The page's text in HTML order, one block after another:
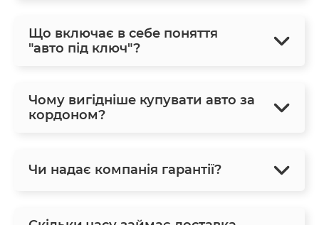
Що включає в себе поняття
"авто під ключ"?
Чому вигідніше купувати авто за
кордоном?
Чи надає компанія гарантії?